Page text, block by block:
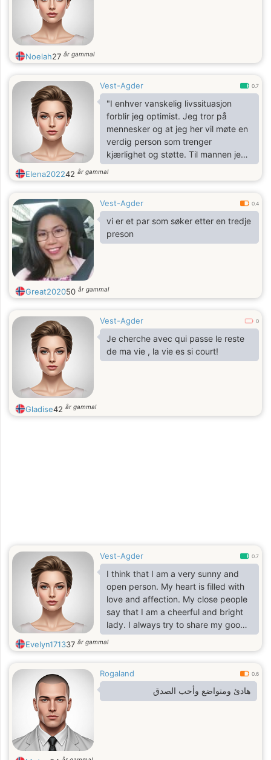
Noelah27 år gammal
Vest-Agder 0.7
"I enhver vanskelig livssituasjon
forblir jeg optimist. Jeg tror på
mennesker og at jeg her vil møte en
verdig person som trenger
kjærlighet og støtte. Til mannen jeg
elsker, vil jeg gi all min omsorg og
ømhet. La oss bli kjent!".
Elena202242 år gammal
Vest-Agder 0.4
vi er et par som søker etter en tredje
preson
Great202050 år gammal
Vest-Agder 0
Je cherche avec qui passe le reste
de ma vie , la vie es si court!
Gladise42 år gammal
Vest-Agder 0.7
I think that I am a very sunny and
open person. My heart is filled with
love and affection. My close people
say that I am a cheerful and bright
lady. I always try to share my good
mood with other people. I
appreciate sincere people and I love
a key to a happy sucessful
Evelyn171337 år gammal
Rogaland 0.6
هادئ ومتواضع وأحب الصدق